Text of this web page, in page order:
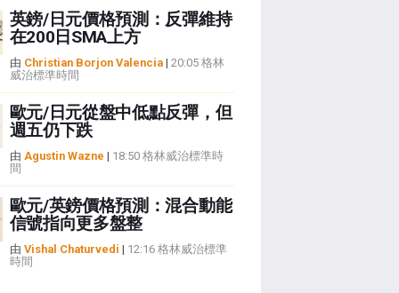
英鎊/日元價格預測：反彈維持
在200日SMA上方
由 Christian Borjon Valencia| 20:05 格林
威治標準時間
歐元/日元從盤中低點反彈，但
週五仍下跌
由 Agustin Wazne | 18:50 格林威治標準時
間
歐元/英鎊價格預測：混合動能
信號指向更多盤整
由 Vishal Chaturvedi | 12:16 格林威治標準
時間